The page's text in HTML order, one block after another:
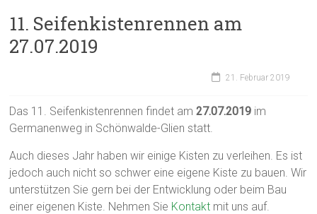
11. Seifenkistenrennen am
27.07.2019
21. Februar 2019
Das 11. Seifenkistenrennen findet am27.07.2019 im
Germanenweg in Schönwalde-Glien statt.
Auch dieses Jahr haben wir einige Kisten zu verleihen. Es ist
jedoch auch nicht so schwer eine eigene Kiste zu bauen. Wir
unterstützen Sie gern bei der Entwicklung oder beim Bau
einer eigenen Kiste. Nehmen Sie Kontakt mit uns auf.